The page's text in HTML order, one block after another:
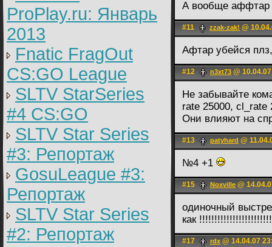
ProPlay.ru: Январь
2013
Fnatic FragOut
CS:GO League
SLTV StarSeries
#4 CS:GO
SLTV Star Series
#3: Репортаж
GosuLeague #3:
Репортаж
SLTV Star Series
#2: Репортаж
А вообще аффтар
#11 zzak-zak! @
Афтар убейся
#12 n3xt73 @
Не забывайте
rate 25000, cl_rate
Они влияют на
#13 patyhard @
№4 +1
#15 Noxville @
одиночный
как
#17 rdx @ 14.04.07